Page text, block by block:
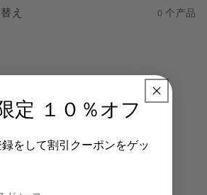
え 0 个产品
未找到产品。
数或
删除所有 细化次数
定 １０％オフ
をして割引クーポンをゲッ